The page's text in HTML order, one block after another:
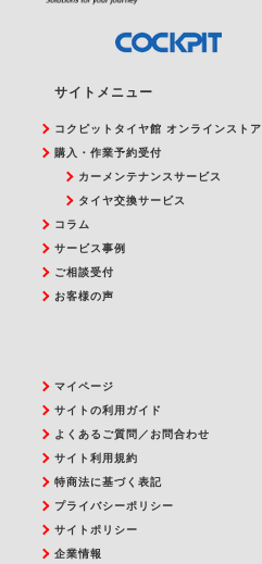
サイトメニュー
コクピットタイヤ館 オンラインストア
購入・作業予約受付
カーメンテナンスサービス
タイヤ交換サービス
コラム
サービス事例
ご相談受付
お客様の声
マイページ
サイトの利用ガイド
よくあるご質問／お問合わせ
サイト利用規約
特商法に基づく表記
プライバシーポリシー
サイトポリシー
企業情報